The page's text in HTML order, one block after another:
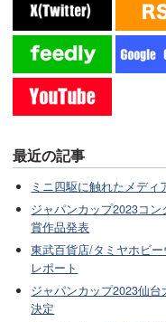
最近の記事
ミニ四駆に触れたメディ
ジャパンカップ2023コ
賞作品発表
東武百貨店/タミヤホビ
レポート
ジャパンカップ2023仙
決定